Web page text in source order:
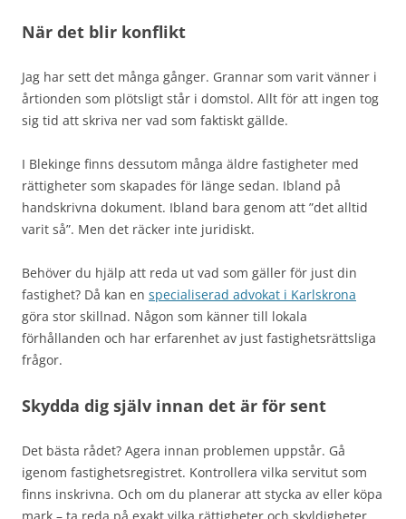
När det blir konflikt
Jag har sett det många gånger. Grannar som varit vänner i
årtionden som plötsligt står i domstol. Allt för att ingen tog
sig tid att skriva ner vad som faktiskt gällde.
I Blekinge finns dessutom många äldre fastigheter med
rättigheter som skapades för länge sedan. Ibland på
handskrivna dokument. Ibland bara genom att ”det alltid
varit så”. Men det räcker inte juridiskt.
Behöver du hjälp att reda ut vad som gäller för just din
fastighet? Då kan en specialiserad advokat i Karlskrona
göra stor skillnad. Någon som känner till lokala
förhållanden och har erfarenhet av just fastighetsrättsliga
frågor.
Skydda dig själv innan det är för sent
Det bästa rådet? Agera innan problemen uppstår. Gå
igenom fastighetsregistret. Kontrollera vilka servitut som
finns inskrivna. Och om du planerar att stycka av eller köpa
mark – ta reda på exakt vilka rättigheter och skyldigheter